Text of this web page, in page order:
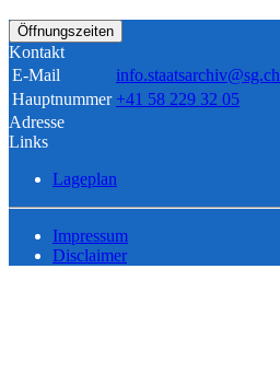
Öffnungszeiten
Kontakt
E-Mail
info.staatsarchiv@sg.ch
Hauptnummer +41 58 229 32 05
Adresse
Links
Lageplan
Impressum
Disclaimer